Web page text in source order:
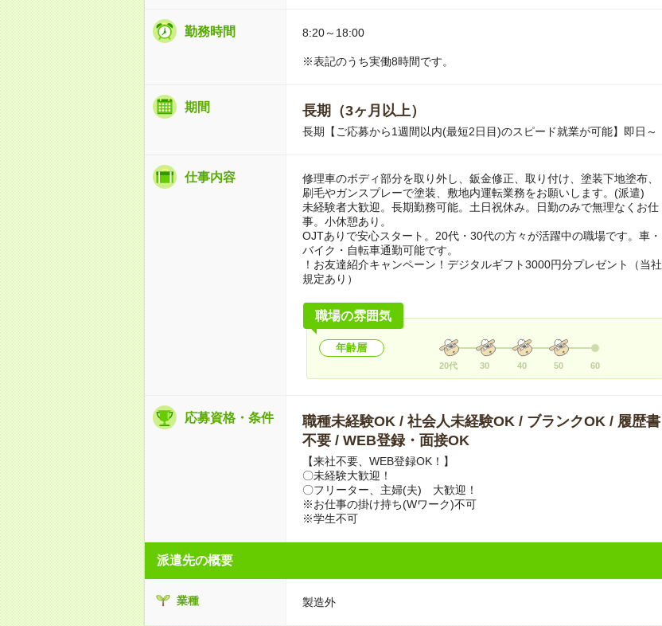
勤務時間 8:20～18:00
※表記のうち実働8時間です。
期間 長期（3ヶ月以上）
長期【ご応募から1週間以内(最短2日目)のスピード就業が可能】即日～
仕事内容
修理車のボディ部分を取り外し、鈑金修正、取り付け、塗装下地塗布、
刷毛やガンスプレーで塗装、敷地内運転業務をお願いします。(派遣)
未経験者大歓迎。長期勤務可能。土日祝休み。日勤のみで無理なくお仕
事。小休憩あり。
OJTありで安心スタート。20代・30代の方々が活躍中の職場です。車・
バイク・自転車通勤可能です。
！お友達紹介キャンペーン！デジタルギフト3000円分プレゼント（当社
規定あり）
職場の雰囲気
年齢層
20代 30 40 50 60
応募資格・条件
職種未経験OK / 社会人未経験OK / ブランクOK / 履歴書
不要 / WEB登録・面接OK
【来社不要、WEB登録OK！】
〇未経験大歓迎！
〇フリーター、主婦(夫) 大歓迎！
※お仕事の掛け持ち(Wワーク)不可
※学生不可
派遣先の概要
業種 製造外